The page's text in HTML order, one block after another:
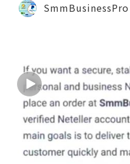
SmmBusinessPro